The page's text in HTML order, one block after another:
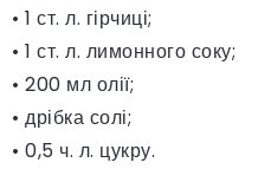
• 1 ст. л. гірчиці;
• 1 ст. л. лимонного соку;
• 200 мл олії;
• дрібка солі;
• 0,5 ч. л. цукру.